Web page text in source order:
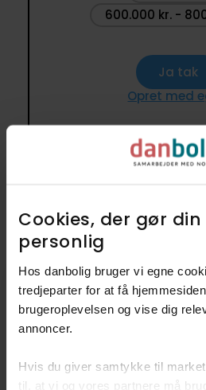
Cookies, der gør
personlig​
Hos danbolig bruger vi egne
tredjeparter for at få
brugeroplevelsen og vise dig
annoncer.​
Hvis du giver samtykke til
til, at vi og vores partnere må
600.000 kr. -
Ja tak
Opret med
nærheden til
på omkring 45 m
2
Anden mægler